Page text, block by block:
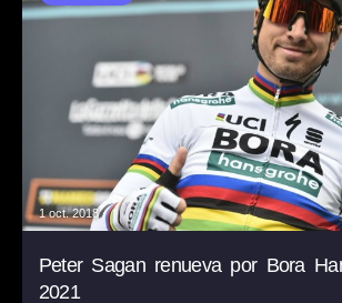
1 oct. 2018
Peter Sagan renueva por Bora
2021